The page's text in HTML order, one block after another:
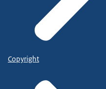
Copyright